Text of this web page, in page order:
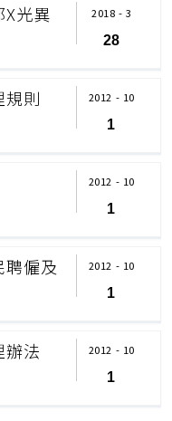
光異
2018 - 3
28
規則 2012 - 10
1
2012 - 10
1
僱及
2012 - 10
1
辦法 2012 - 10
1